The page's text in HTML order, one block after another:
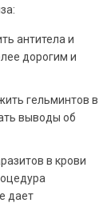
антитела и
дорогим и
гельминтов в
выводы об
в крови
дает